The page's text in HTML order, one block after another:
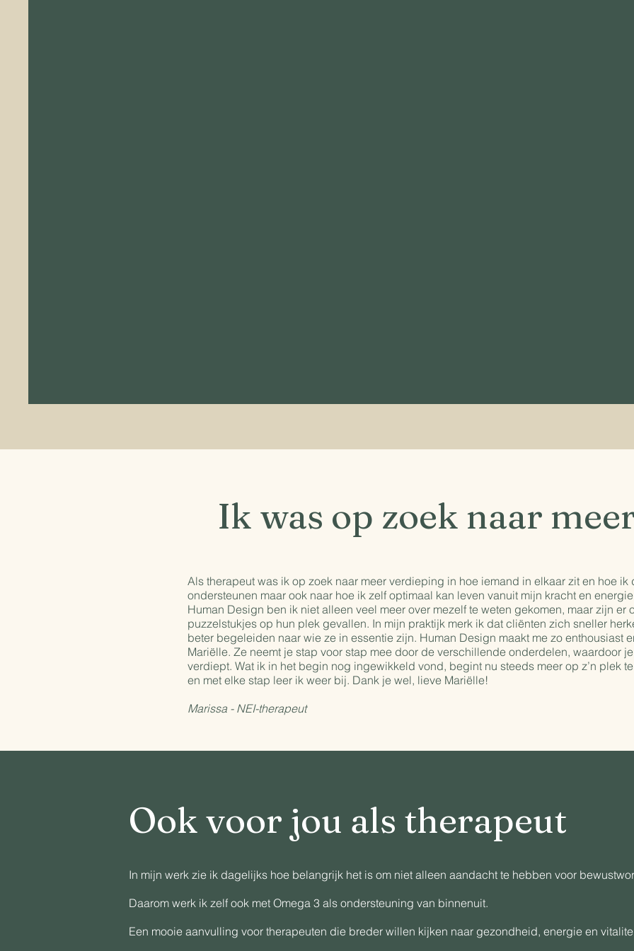
Ik was op zoek naar
Als therapeut was ik op zoek naar meer verdieping in hoe iemand in elkaar zit en hoe ik
ondersteunen maar ook naar hoe ik zelf optimaal kan leven vanuit mijn kracht en
Human Design ben ik niet alleen veel meer over mezelf te weten gekomen, maar zijn er
puzzelstukjes op hun plek gevallen. In mijn praktijk merk ik dat cliënten zich sneller
beter begeleiden naar wie ze in essentie zijn. Human Design maakt me zo enthousiast
Mariëlle. Ze neemt je stap voor stap mee door de verschillende onderdelen, waardoor
verdiept. Wat ik in het begin nog ingewikkeld vond, begint nu steeds meer op z’n plek
en met elke stap leer ik weer bij. Dank je wel, lieve Mariëlle!
Marissa - NEI-therapeut
Ook voor jou als therapeut
In mijn werk zie ik dagelijks hoe belangrijk het is om niet alleen aandacht te hebben voor
Daarom werk ik zelf ook met Omega 3 als ondersteuning van binnenuit.
Een mooie aanvulling voor therapeuten die breder willen kijken naar gezondheid, energie en